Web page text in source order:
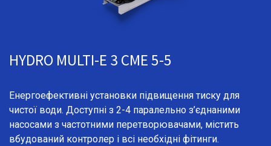
HYDRO MULTI-E 3 CME 5-5
Енергоефективні установки підвищення тиску для
чистої води. Доступні з 2-4 паралельно з’єднаними
насосами з частотними перетворювачами, містить
вбудований контролер і всі необхідні фітинги.